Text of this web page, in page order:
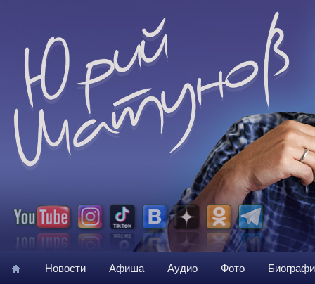
Новости Афиша Аудио Фото